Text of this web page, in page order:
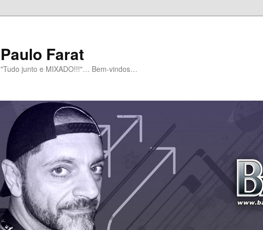
Paulo Farat
"Tudo junto e MIXADO!!!"… Bem-vindos…